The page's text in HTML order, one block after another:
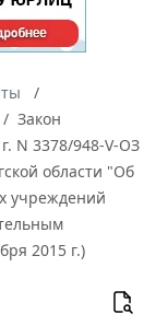
Закон
N 3378/948-V-ОЗ
области "Об
учреждений
2015 г.)